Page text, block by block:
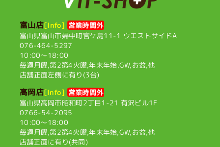
富山店[Info] 営業時間外
富山県富山市婦中町宮ケ島11-1 ウエストサイドA
076-464-5297
10:00〜18:00
毎週月曜,第2第4火曜,年末年始,GW,お盆,他
店舗正面左側に有り(3台)
高岡店[Info] 営業時間外
富山県高岡市昭和町2丁目1-21 有沢ビル1F
0766-54-2095
10:00〜18:00
毎週月曜,第2第4火曜,年末年始,GW,お盆,他
店舗正面に有り(共同)